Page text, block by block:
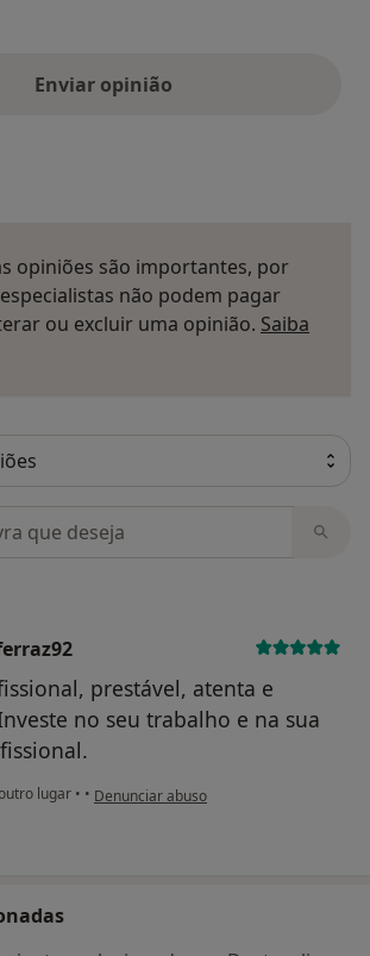
Enviar opinião
opiniões são importantes, por
não podem pagar
ou excluir uma opinião. Saiba
prestável, atenta e
no seu trabalho e na sua
lugar • • na opinião do utilizador
Denunciar abuso